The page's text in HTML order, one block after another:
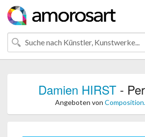
Damien HIRST -
Angeboten von